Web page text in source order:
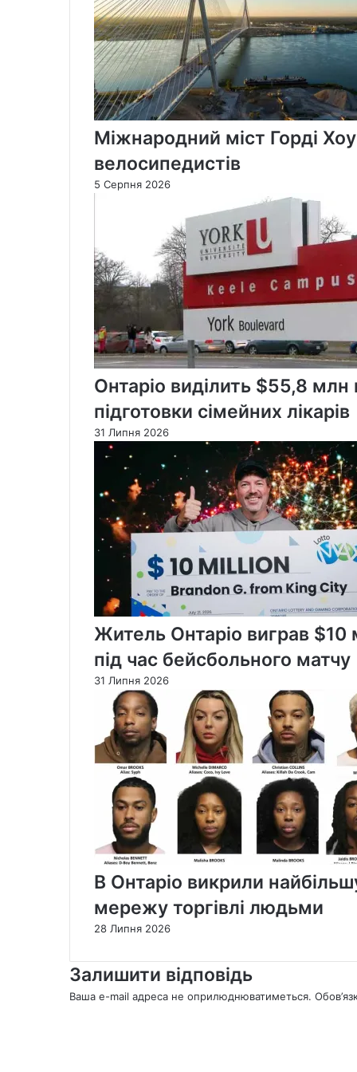
Міжнародний міст Горді
велосипедистів
5 Серпня 2026
Онтаріо виділить $55,8
підготовки сімейних лікарів
31 Липня 2026
Житель Онтаріо виграв $10
під час бейсбольного матчу
31 Липня 2026
В Онтаріо викрили найбільшу
мережу торгівлі людьми
28 Липня 2026
Залишити відповідь
Ваша e-mail адреса не оприлюднюватиметься.